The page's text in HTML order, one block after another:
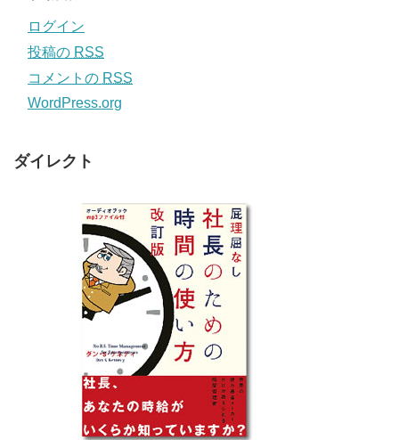
ログイン
投稿の RSS
コメントの RSS
WordPress.org
ダイレクト